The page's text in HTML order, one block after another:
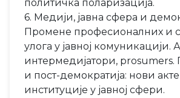
политичка поларизација.
6. Медији, јавна сфера и
Промене професионалних и
улога у јавној комуникацији.
интермедијатори, prosumers.
и пост-демократија: нови
институције у јавној сфери.